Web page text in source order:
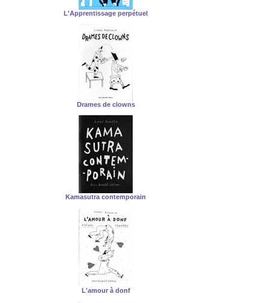
L'Apprentissage perpétuel
Drames de clowns
Kamasutra contemporain
L'amour à donf